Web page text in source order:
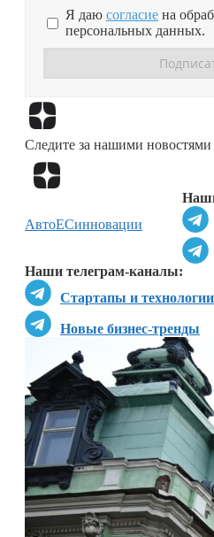
Я даю согласие на
персональных данных.
Следите за нашими
Наши телеграм-каналы:
Стартапы и технологии
Новые бизнес-тренды
АвтоЕСинновации